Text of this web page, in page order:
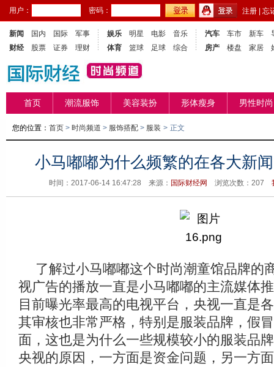
用户： 密码： 注册 忘
新闻 国内 国际
军事
财经
股票 证券 理财
娱乐 明星 电影
音乐
体育
篮球 足球 综合
汽车 车市 新车
房产
楼盘 家居
首页 潮流服饰 美容装扮 形体瘦身 男性时尚
您的位置： 首页 > 时尚频道 > 服饰搭配 > 服装 > 正文
小马嘟嘟为什么频繁的在各大新
时间：2017-06-14 16:47:28 来源： 国际财经网 浏览次数： 207
了解过小马嘟嘟这个时尚潮童馆品牌的
视广告的播放一直是小马嘟嘟的主流媒体
目前曝光率最高的电视平台，央视一直是
其审核也非常严格，特别是服装品牌，假
面，这也是为什么一些规模较小的服装品
央视的原因，一方面是资金问题，另一方